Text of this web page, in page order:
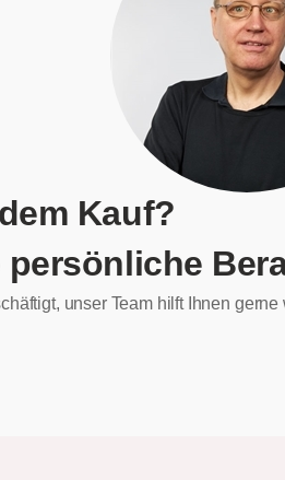
Kauf?
unser Team hilft Ihnen